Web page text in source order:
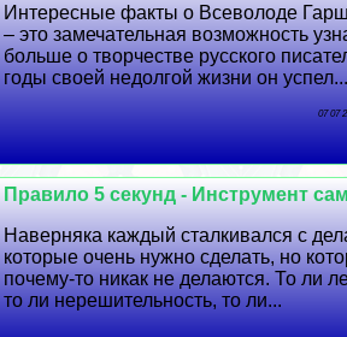
Интересные факты о Всеволоде
– это замечательная возможность
больше о творчестве русского
годы своей недолгой жизни он успел...
07 07
Правило 5 секунд - Инструмент
Наверняка каждый сталкивался с
которые очень нужно сделать, но
почему-то никак не делаются. То ли
то ли нерешительность, то ли...